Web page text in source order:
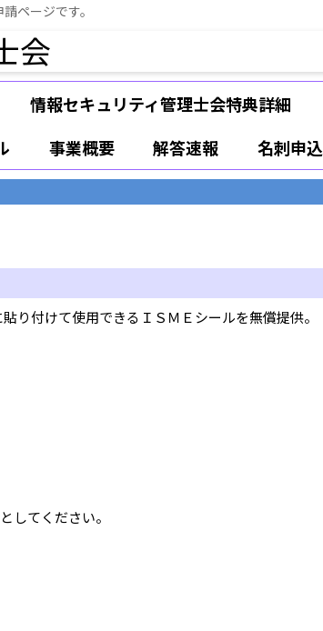
ページです。
会
情報セキュリティ管理士会特典詳細
事業概要 解答速報 名刺申込
り付けて使用できるＩＳＭＥシールを無償提供。
してください。